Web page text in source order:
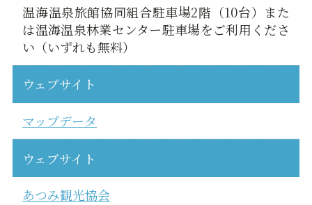
温海温泉旅館協同組合駐車場2階（10台）また
は温海温泉林業センター駐車場をご利用くださ
い（いずれも無料）
ウェブサイト
マップデータ
ウェブサイト
あつみ観光協会